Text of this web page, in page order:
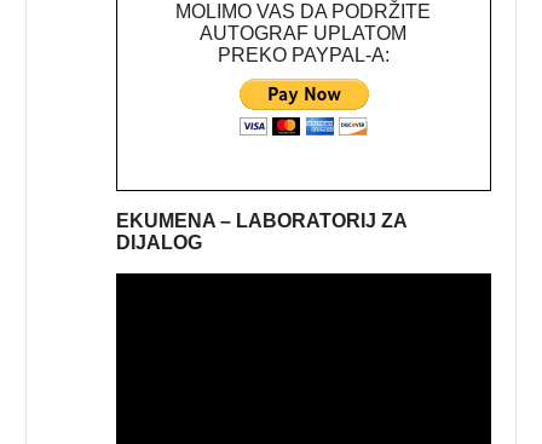
MOLIMO VAS DA PODRŽITE
AUTOGRAF UPLATOM
PREKO PAYPAL-A:
EKUMENA – LABORATORIJ ZA
DIJALOG